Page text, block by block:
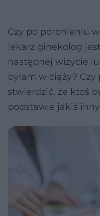
Czy po poronieniu
lekarz ginekolog
następnej wizycie
byłam w ciąży?
stwierdzić, że ktoś
podstawie jakiś